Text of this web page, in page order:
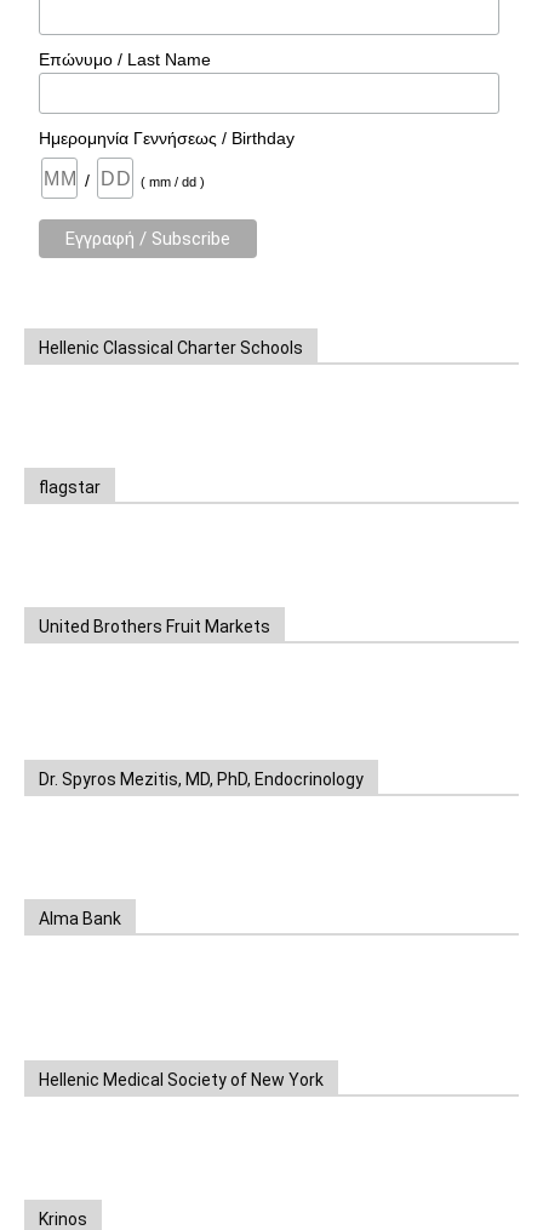
Επώνυμο / Last Name
Ημερομηνία Γεννήσεως / Birthday
/ ( mm / dd )
Hellenic Classical Charter Schools
flagstar
United Brothers Fruit Markets
Dr. Spyros Mezitis, MD, PhD, Endocrinology
Alma Bank
Hellenic Medical Society of New York
Krinos